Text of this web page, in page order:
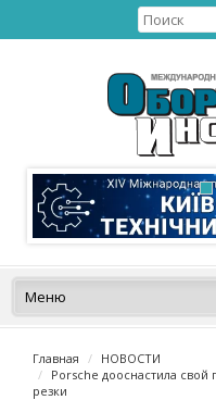
Главная
НОВОСТИ
Porsche дооснастила
резки